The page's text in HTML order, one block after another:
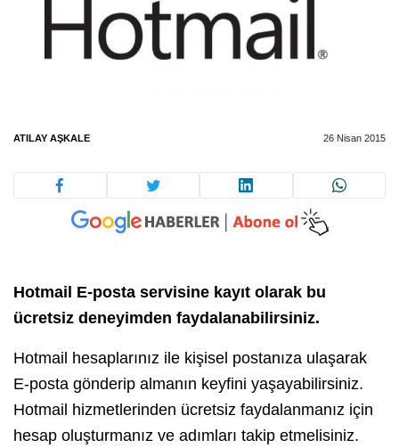
ATILAY AŞKALE 26 Nisan 2015
Hotmail E-posta servisine kayıt olarak bu
ücretsiz deneyimden faydalanabilirsiniz.
Hotmail hesaplarınız ile kişisel postanıza ulaşarak
E-posta gönderip almanın keyfini yaşayabilirsiniz.
Hotmail hizmetlerinden ücretsiz faydalanmanız için
hesap oluşturmanız ve adımları takip etmelisiniz.